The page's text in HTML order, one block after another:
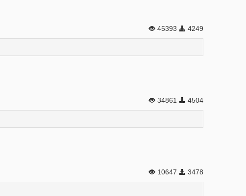
45393 4249
34861 4504
10647 3478